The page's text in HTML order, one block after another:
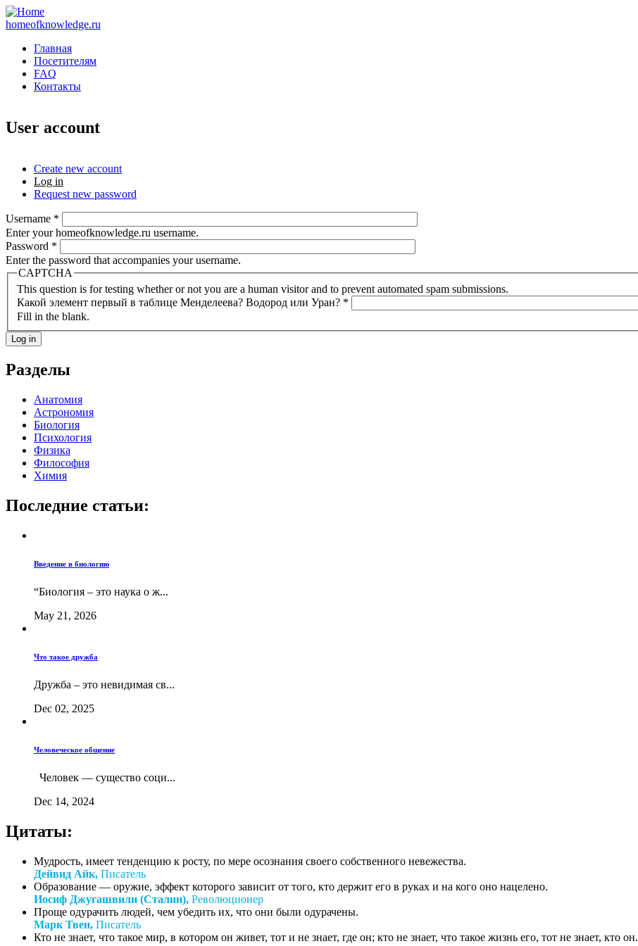
homeofknowledge.ru
Главная
Посетителям
FAQ
Контакты
User account
Primary tabs
Create new account
Log in
Request new password
Username *
Enter your homeofknowledge.ru username.
Password *
Enter the password that accompanies your username.
CAPTCHA
This question is for testing whether or not you are a human visitor and to prevent automated spam submissions.
Какой элемент первый в таблице Менделеева? Водород или Уран? *
Fill in the blank.
Разделы
Анатомия
Астрономия
Биология
Психология
Физика
Философия
Химия
Последние статьи:
Введение в биологию
“Биология – это наука о ж...
May 21, 2026
Что такое дружба
Дружба – это невидимая св...
Dec 02, 2025
Человеческое общение
Человек — существо соци...
Dec 14, 2024
Цитаты:
Мудрость, имеет тенденцию к росту, по мере осознания своего собственного невежества.
Дейвид Айк, Писатель
Образование — оружие, эффект которого зависит от того, кто держит его в руках и на кого оно нацелено.
Иосиф Джугашвили (Сталин), Революционер
Проще одурачить людей, чем убедить их, что они были одурачены.
Марк Твен, Писатель
Кто не знает, что такое мир, в котором он живет, тот и не знает, где он; кто не знает, что такое жизнь его, тот не знает, кто он.